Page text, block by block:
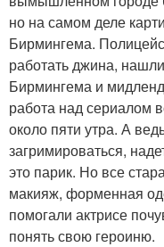
но на самом деле
Бирмингема.
работать джина,
Бирмингема и
работа над сериалом
около пяти утра. А
загримироваться,
это парик. Но все
макияж, форменная
помогали актрисе
понять свою героиню.